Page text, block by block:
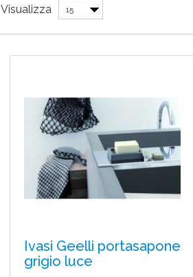
Visualizza 15
Ivasi Geelli portasapone
grigio luce